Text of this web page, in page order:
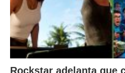
Rockstar adelanta que